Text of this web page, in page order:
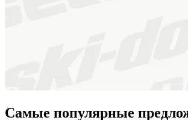
Самые популярные